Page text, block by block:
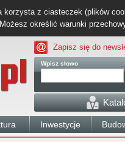
korzysta z ciasteczek (plików
Możesz określić warunki
Zapisz się do
Wpisz słowo
Inwestycje